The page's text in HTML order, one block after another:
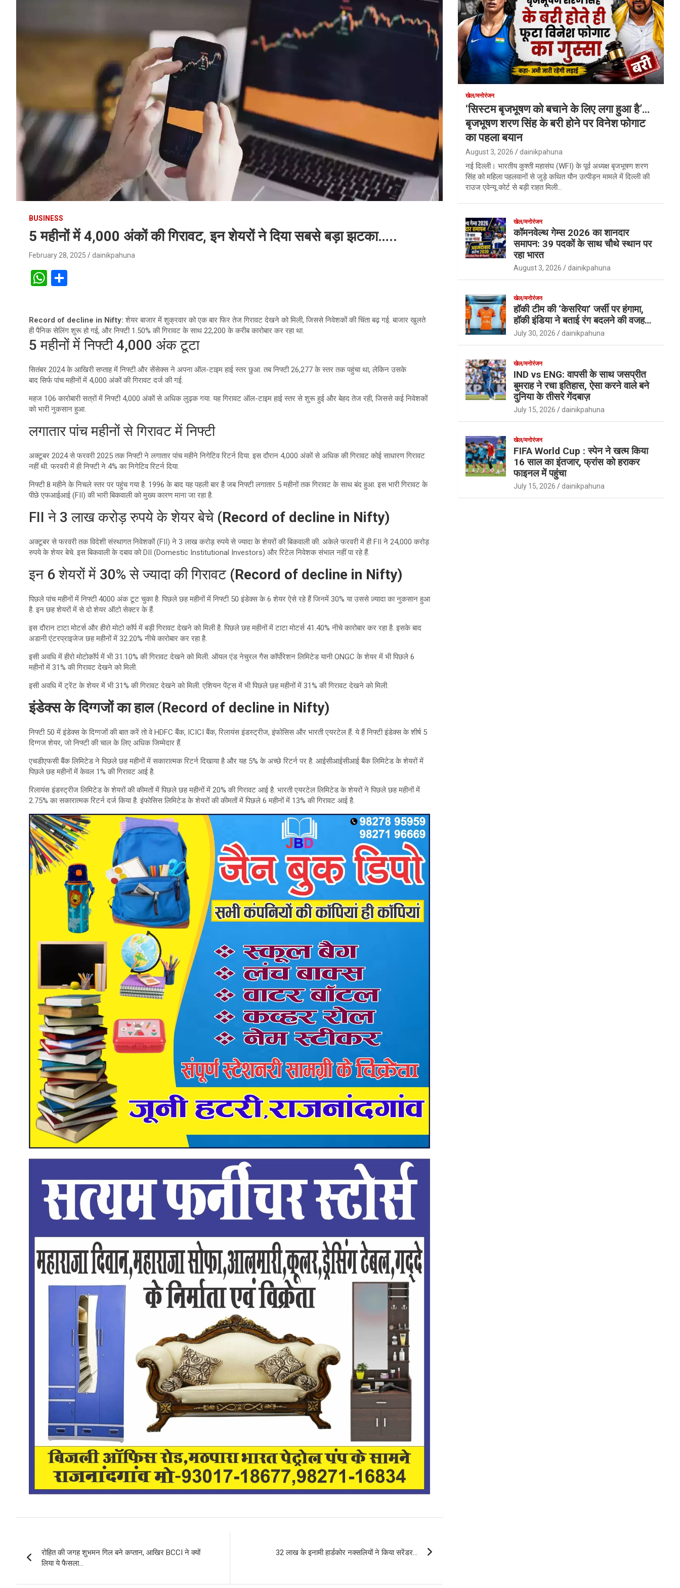
BUSINESS
5 महीनों में 4,000 अंकों की गिरावट, इन शेयरों ने दिया सबसे बड़ा झटका…..
February 28, 2025 dainikpahuna
W
s
A
p
e
Record of decline in Nifty:शेयर बाजार में शुक्रवार को एक बार फिर तेज गिरावट देखने को मिली, जिससे निवेशकों की चिंता बढ़ गई. बाजार खुलते
ही पैनिक सेलिंग शुरू हो गई, और निफ्टी 1.50% की गिरावट के साथ 22,200 के करीब कारोबार कर रहा था.
5 महीनों में निफ्टी 4,000 अंक टूटा
सितंबर 2024 के आखिरी सप्ताह में निफ्टी और सेंसेक्स ने अपना ऑल-टाइम हाई स्तर छुआ. तब निफ्टी 26,277 के स्तर तक पहुंचा था, लेकिन उसके
बाद सिर्फ पांच महीनों में 4,000 अंकों की गिरावट दर्ज की गई.
महज 106 कारोबारी सत्रों में निफ्टी 4,000 अंकों से अधिक लुढ़क गया. यह गिरावट ऑल-टाइम हाई स्तर से शुरू हुई और बेहद तेज रही, जिससे कई निवेशकों
को भारी नुकसान हुआ.
लगातार पांच महीनों से गिरावट में निफ्टी
अक्टूबर 2024 से फरवरी 2025 तक निफ्टी ने लगातार पांच महीने निगेटिव रिटर्न दिया. इस दौरान 4,000 अंकों से अधिक की गिरावट कोई साधारण गिरावट
नहीं थी. फरवरी में ही निफ्टी ने 4% का निगेटिव रिटर्न दिया.
निफ्टी 8 महीने के निचले स्तर पर पहुंच गया है. 1996 के बाद यह पहली बार है जब निफ्टी लगातार 5 महीनों तक गिरावट के साथ बंद हुआ. इस भारी गिरावट के
पीछे एफआईआई (FII) की भारी बिकवाली को मुख्य कारण माना जा रहा है.
FII ने 3 लाख करोड़ रुपये के शेयर बेचे (Record of decline in Nifty)
अक्टूबर से फरवरी तक विदेशी संस्थागत निवेशकों (FII) ने 3 लाख करोड़ रुपये से ज्यादा के शेयरों की बिकवाली की. अकेले फरवरी में ही FII ने 24,000 करोड़
रुपये के शेयर बेचे. इस बिकवाली के दबाव को DII (Domestic Institutional Investors) और रिटेल निवेशक संभाल नहीं पा रहे हैं.
इन 6 शेयरों में 30% से ज्यादा की गिरावट (Record of decline in Nifty)
पिछले पांच महीनों में निफ्टी 4000 अंक टूट चुका है. पिछले छह महीनों में निफ्टी 50 इंडेक्स के 6 शेयर ऐसे रहे हैं जिनमें 30% या उससे ज़्यादा का नुकसान हुआ
है. इन छह शेयरों में से दो शेयर ऑटो सेक्टर के हैं.
इस दौरान टाटा मोटर्स और हीरो मोटो कॉर्प में बड़ी गिरावट देखने को मिली है. पिछले छह महीनों में टाटा मोटर्स 41.40% नीचे कारोबार कर रहा है. इसके बाद
अडानी एंटरप्राइजेज छह महीनों में 32.20% नीचे कारोबार कर रहा है.
इसी अवधि में हीरो मोटोकॉर्प में भी 31.10% की गिरावट देखने को मिली. ऑयल एंड नेचुरल गैस कॉर्पोरेशन लिमिटेड यानी ONGC के शेयर में भी पिछले 6
महीनों में 31% की गिरावट देखने को मिली.
इसी अवधि में ट्रेंट के शेयर में भी 31% की गिरावट देखने को मिली. एशियन पेंट्स में भी पिछले छह महीनों में 31% की गिरावट देखने को मिली.
इंडेक्स के दिग्गजों का हाल (Record of decline in Nifty)
निफ्टी 50 में इंडेक्स के दिग्गजों की बात करें तो वे HDFC बैंक, ICICI बैंक, रिलायंस इंडस्ट्रीज, इंफोसिस और भारती एयरटेल हैं. ये हैं निफ्टी इंडेक्स के शीर्ष 5
दिग्गज शेयर, जो निफ्टी की चाल के लिए अधिक जिम्मेदार हैं.
एचडीएफसी बैंक लिमिटेड ने पिछले छह महीनों में सकारात्मक रिटर्न दिखाया है और यह 5% के अच्छे रिटर्न पर है. आईसीआईसीआई बैंक लिमिटेड के शेयरों में
पिछले छह महीनों में केवल 1% की गिरावट आई है.
रिलायंस इंडस्ट्रीज लिमिटेड के शेयरों की कीमतों में पिछले छह महीनों में 20% की गिरावट आई है. भारती एयरटेल लिमिटेड के शेयरों ने पिछले छह महीनों में
2.75% का सकारात्मक रिटर्न दर्ज किया है. इंफोसिस लिमिटेड के शेयरों की कीमतों में पिछले 6 महीनों में 13% की गिरावट आई है.
navigation
रोहित की जगह शुभमन गिल बने कप्तान, आखिर BCCI ने क्यों
लिया ये फैसला…
32 लाख के इनामी हार्डकोर नक्सलियों ने किया सरेंडर…
खेल/मनोरंजन
‘सिस्टम बृजभूषण को बचाने के लिए लगा हुआ है’…
बृजभूषण शरण सिंह के बरी होने पर विनेश फोगाट
का पहला बयान
August 3, 2026 dainikpahuna
नई दिल्ली। भारतीय कुश्ती महासंघ (WFI) के पूर्व अध्यक्ष बृजभूषण शरण
सिंह को महिला पहलवानों से जुड़े कथित यौन उत्पीड़न मामले में दिल्ली की
राउज एवेन्यू कोर्ट से बड़ी राहत मिली…
खेल/मनोरंजन
कॉमनवेल्थ गेम्स 2026 का शानदार
समापन: 39 पदकों के साथ चौथे स्थान पर
रहा भारत
August 3, 2026 dainikpahuna
खेल/मनोरंजन
हॉकी टीम की ‘केसरिया’ जर्सी पर हंगामा,
हॉकी इंडिया ने बताई रंग बदलने की वजह…
July 30, 2026 dainikpahuna
खेल/मनोरंजन
IND vs ENG: वापसी के साथ जसप्रीत
बुमराह ने रचा इतिहास, ऐसा करने वाले बने
दुनिया के तीसरे गेंदबाज़
July 15, 2026 dainikpahuna
खेल/मनोरंजन
FIFA World Cup : स्पेन ने खत्म किया
16 साल का इंतजार, फ्रांस को हराकर
फाइनल में पहुंचा
July 15, 2026 dainikpahuna